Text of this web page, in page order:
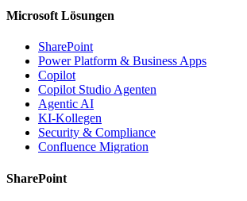
Microsoft Lösungen
SharePoint
Power Platform & Business Apps
Copilot
Copilot Studio Agenten
Agentic AI
KI-Kollegen
Security & Compliance
Confluence Migration
SharePoint